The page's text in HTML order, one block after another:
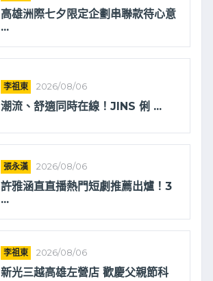
高雄洲際七夕限定企劃串聯款待心意
...
李祖東 2026/08/06
潮流、舒適同時在線！JINS 俐 ...
張永漢 2026/08/06
許雅涵直直播熱門短劇推薦出爐！3
...
李祖東 2026/08/06
新光三越高雄左營店 歡慶父親節科